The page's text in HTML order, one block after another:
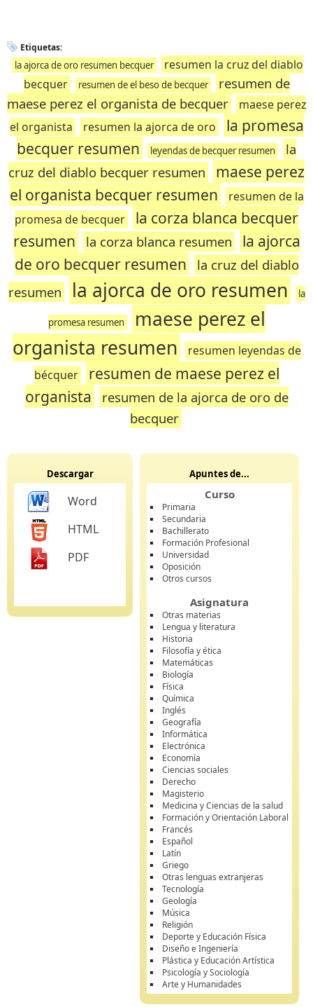
Etiquetas:
la ajorca de oro resumen becquer
resumen la cruz del diablo
becquer
resumen de el beso de becquer
resumen de
maese perez el organista de becquer
maese perez
el organista
resumen la ajorca de oro
la promesa
becquer resumen
leyendas de becquer resumen
la
cruz del diablo becquer resumen
maese perez
el organista becquer resumen
resumen de la
promesa de becquer
la corza blanca becquer
resumen
la corza blanca resumen
la ajorca
de oro becquer resumen
la cruz del diablo
resumen
la ajorca de oro resumen la
promesa resumen
maese perez el
organista resumen
resumen leyendas de
bécquer
resumen de maese perez el
organista
resumen de la ajorca de oro de
becquer
Descargar
Word
HTML
PDF
Apuntes de...
Curso
Primaria
Secundaria
Bachillerato
Formación Profesional
Universidad
Oposición
Otros cursos
Asignatura
Otras materias
Lengua y literatura
Historia
Filosofía y ética
Matemáticas
Biología
Física
Química
Inglés
Geografía
Informática
Electrónica
Economía
Ciencias sociales
Derecho
Magisterio
Medicina y Ciencias de la salud
Formación y Orientación Laboral
Francés
Español
Latín
Griego
Otras lenguas extranjeras
Tecnología
Geología
Música
Religión
Deporte y Educación Física
Diseño e Ingeniería
Plástica y Educación Artística
Psicología y Sociología
Arte y Humanidades